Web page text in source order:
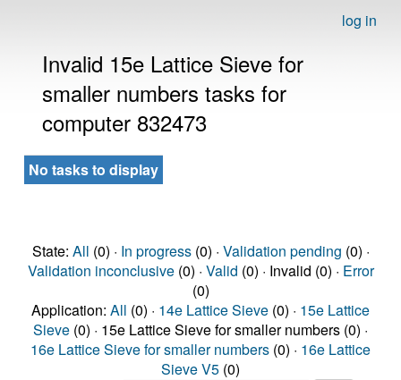
log in
Invalid 15e Lattice Sieve for
smaller numbers tasks for
computer 832473
No tasks to display
State: All (0) · In progress(0) · Validation pending (0) ·
Validation inconclusive(0) · Valid (0) · Invalid (0) · Error
(0)
Application: All (0) · 14e Lattice Sieve (0) · 15e Lattice
Sieve (0) · 15e Lattice Sieve for smaller numbers (0) ·
16e Lattice Sieve for smaller numbers (0) · 16e Lattice
Sieve V5 (0)